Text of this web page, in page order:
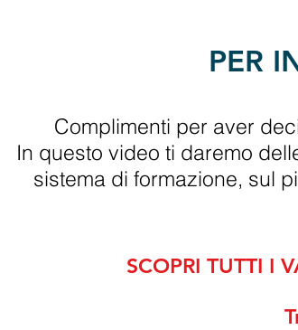
PER
Complimenti per aver
In questo video ti daremo
sistema di formazione, sul
SCOPRI TUTTI I